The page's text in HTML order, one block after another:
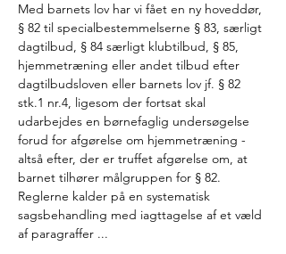
Med barnets lov har vi fået en ny hoveddør,
§ 82 til specialbestemmelserne § 83, særligt
dagtilbud, § 84 særligt klubtilbud, § 85,
hjemmetræning eller andet tilbud efter
dagtilbudsloven eller barnets lov jf. § 82
stk.1 nr.4, ligesom der fortsat skal
udarbejdes en børnefaglig undersøgelse
forud for afgørelse om hjemmetræning -
altså efter, der er truffet afgørelse om, at
barnet tilhører målgruppen for § 82.
Reglerne kalder på en systematisk
sagsbehandling med iagttagelse af et væld
af paragraffer ...